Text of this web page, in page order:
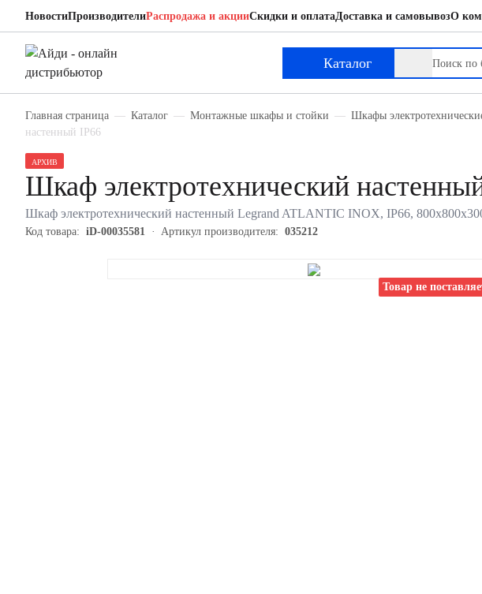
НовостиПроизводителиРаспродажа и акцииСкидки и оплатаДоставка и самовывозО
Каталог
Главная страница Каталог Монтажные шкафы и стойки Шкафы
настенный IP66
Товар не
АРХИВ
Шкаф электротехнический
Шкаф электротехнический настенный Legrand ATLANTIC INOX, IP66,
Код товара: iD-00035581 Артикул производителя: 035212
Legrand 035212
Шкаф электротехнический настенный